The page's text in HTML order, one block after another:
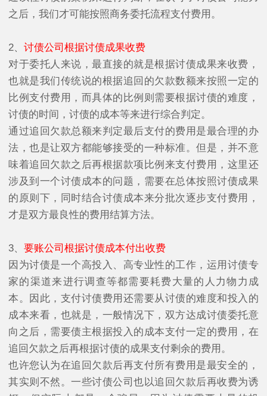
之后，我们才可能按照商务委托流程支付费用。
2、 讨债公司根据讨债成果收费
对于委托人来说，最直接的就是根据讨债成果来收费，
也就是我们传统说的根据追回的欠款数额来按照一定的
比例支付费用，而具体的比例则需要根据讨债的难度，
讨债的时间，讨债的成本等来进行综合判定。
通过追回欠款总额来判定最后支付的费用是最合理的办
法，也是让双方都能够接受的一种标准。但是，并不意
味着追回欠款之后再根据款项比例来支付费用，这里还
涉及到一个讨债成本的问题，需要在总体按照讨债成果
的原则下，同时结合讨债成本来分批次逐步支付费用，
才是双方最良性的费用结算方法。
3、 要账公司根据讨债成本付出收费
因为讨债是一个高投入、高专业性的工作，运用讨债专
家的渠道来进行调查等都需要耗费大量的人力物力成
本。因此，支付讨债费用还需要从讨债的难度和投入的
成本来看，也就是，一般情况下，双方达成讨债委托意
向之后，需要债主根据投入的成本支付一定的费用，在
追回欠款之后再根据讨债的成果支付剩余的费用。
也许您认为在追回欠款后再支付所有费用是最安全的，
其实则不然。一些讨债公司也以追回欠款后再收费为诱